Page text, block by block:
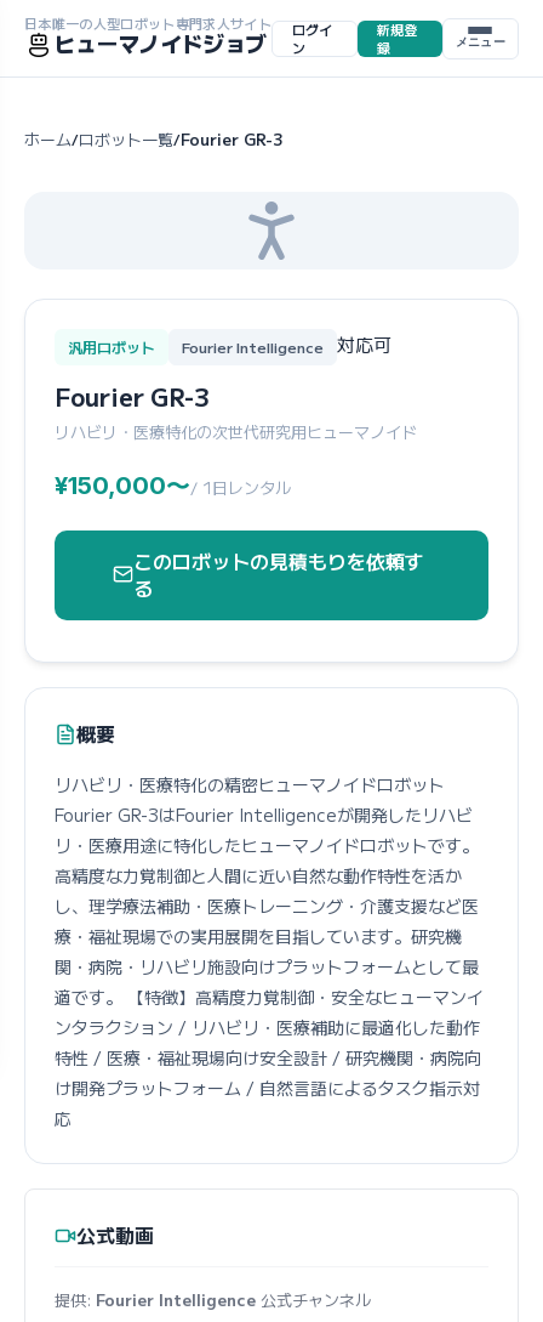
日本唯一の人型ロボット専門求人サイト
ヒューマノイドジョブ
ログイ
ン
新規登
録
メニュー
ホーム/ロボット一覧/Fourier GR-3
汎用ロボット Fourier Intelligence 対応可
Fourier GR-3
リハビリ・医療特化の次世代研究用ヒューマノイド
¥150,000〜/ 1日レンタル
このロボットの見積もりを依頼す
る
概要
リハビリ・医療特化の精密ヒューマノイドロボット
Fourier GR-3はFourier Intelligenceが開発したリハビ
リ・医療用途に特化したヒューマノイドロボットです。
高精度な力覚制御と人間に近い自然な動作特性を活か
し、理学療法補助・医療トレーニング・介護支援など医
療・福祉現場での実用展開を目指しています。研究機
関・病院・リハビリ施設向けプラットフォームとして最
適です。 【特徴】高精度力覚制御・安全なヒューマンイ
ンタラクション / リハビリ・医療補助に最適化した動作
特性 / 医療・福祉現場向け安全設計 / 研究機関・病院向
け開発プラットフォーム / 自然言語によるタスク指示対
応
公式動画
提供: Fourier Intelligence 公式チャンネル